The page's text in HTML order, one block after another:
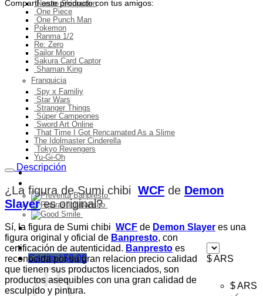
Naruto Shippuden
One Piece
One Punch Man
Pokemon
Ranma 1/2
Re: Zero
Sailor Moon
Sakura Card Captor
Shaman King
Franquicia
Spy x Familiy
Star Wars
Stranger Things
Súper Campeones
Sword Art Online
That Time I Got Rencarnated As a Slime
The Idolmaster Cinderella
Tokyo Revengers
Yu-Gi-Oh
Ingresos del mes
Ofertas
$ ARS
$ ARS
Carrito /$0,00
Compartí este producto con tus amigos:
Descripción
¿La figura de Sumi chibi WCF de Demon
Slayeres original?
Sí, la figura de Sumi chibi WCF de Demon Slayer es una
figura original y oficial de Banpresto, con
certificación de autenticidad. Banpresto es
reconocida por su gran relacion precio calidad
que tienen sus productos licenciados, son
productos asequibles con una gran calidad de
esculpido y pintura.